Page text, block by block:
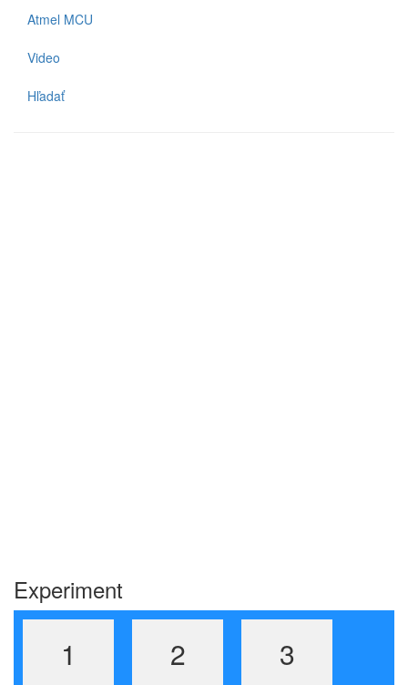
Atmel MCU
Video
Hľadať
Experiment
1 2 3